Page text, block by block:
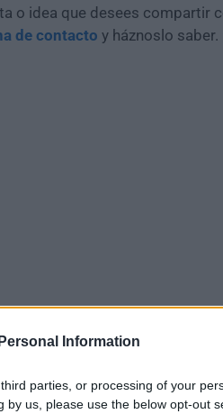
Information
parties, or processing of your
us, please use the below opt-out
o idea que desees compartir
de contacto y háznoslo saber.
VLC Media Player 3.0.15
aplicación en FileHorse? (Más